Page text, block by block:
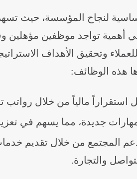
لنجاح المؤسسة، حيث
أهمية تواجد موظفين
وتحقيق الأهداف
هذه الوظائف:
استقراراً مالياً من خلال رواتب
جديدة، مما يسهم في
المجتمع من خلال تقديم
والتجارة.